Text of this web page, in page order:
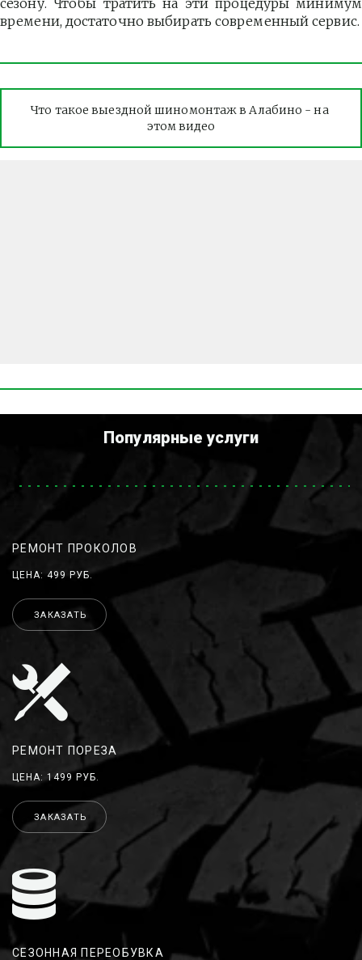
сезону. Чтобы тратить на эти процедуры минимум
времени, достаточно выбирать современный сервис.
Что такое выездной шиномонтаж в Алабино - на
этом видео
Популярные услуги
РЕМОНТ ПРОКОЛОВ
ЦЕНА: 499 РУБ.
ЗАКАЗАТЬ
РЕМОНТ ПОРЕЗА
ЦЕНА: 1499 РУБ.
ЗАКАЗАТЬ
СЕЗОННАЯ ПЕРЕОБУВКА